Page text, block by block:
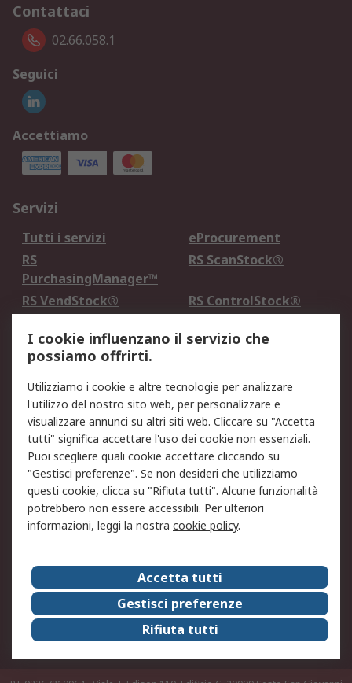
Contattaci
02.66.058.1
Seguici
Accettiamo
Servizi
Tutti i servizi
eProcurement
RS
PurchasingManager™
RS ScanStock®
RS VendStock®
RS ControlStock®
Legale
Informativa Cookie
Informativa Privacy -
Aggiornata
Email Security
Termini d'uso
Condizioni di vendita
Condizioni generali di
servizio
Etica e responsabilità
Chi Siamo
Chi Siamo
Contattaci
Supporto
ESG
Carriere
RS Group
Press Centre
Discovery: il Blog di RS
I cookie influenzano il servizio che
possiamo offrirti.
Utilizziamo i cookie e altre tecnologie per analizzare
l'utilizzo del nostro sito web, per personalizzare e
visualizzare annunci su altri siti web. Cliccare su "Accetta
tutti" significa accettare l'uso dei cookie non essenziali.
Puoi scegliere quali cookie accettare cliccando su
"Gestisci preferenze". Se non desideri che utilizziamo
questi cookie, clicca su "Rifiuta tutti". Alcune funzionalità
potrebbero non essere accessibili. Per ulteriori
informazioni, leggi la nostra cookie policy.
Accetta tutti
Gestisci preferenze
Rifiuta tutti